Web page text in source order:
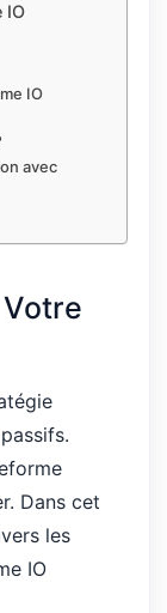
IO
IO
avec
Dans cet
les
IO